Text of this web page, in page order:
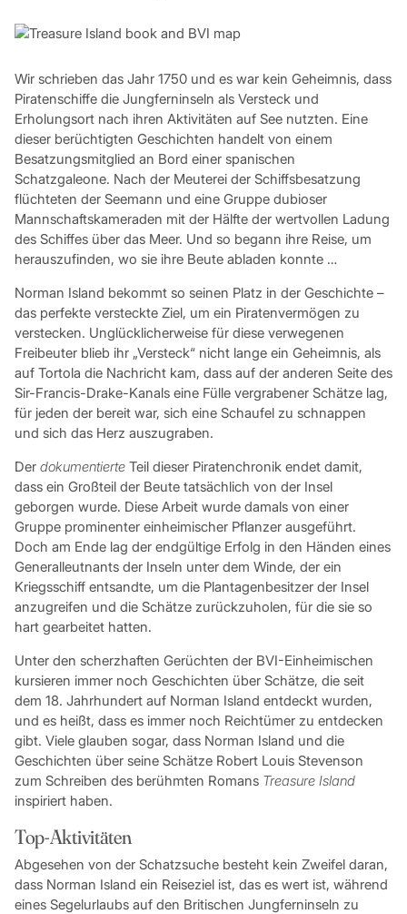
Wir schrieben das Jahr 1750 und es war kein Geheimnis, dass
Piratenschiffe die Jungferninseln als Versteck und
Erholungsort nach ihren Aktivitäten auf See nutzten. Eine
dieser berüchtigten Geschichten handelt von einem
Besatzungsmitglied an Bord einer spanischen
Schatzgaleone. Nach der Meuterei der Schiffsbesatzung
flüchteten der Seemann und eine Gruppe dubioser
Mannschaftskameraden mit der Hälfte der wertvollen Ladung
des Schiffes über das Meer. Und so begann ihre Reise, um
herauszufinden, wo sie ihre Beute abladen konnte …
Norman Island bekommt so seinen Platz in der Geschichte –
das perfekte versteckte Ziel, um ein Piratenvermögen zu
verstecken. Unglücklicherweise für diese verwegenen
Freibeuter blieb ihr „Versteck“ nicht lange ein Geheimnis, als
auf Tortola die Nachricht kam, dass auf der anderen Seite des
Sir-Francis-Drake-Kanals eine Fülle vergrabener Schätze lag,
für jeden der bereit war, sich eine Schaufel zu schnappen
und sich das Herz auszugraben.
Der dokumentierteTeil dieser Piratenchronik endet damit,
dass ein Großteil der Beute tatsächlich von der Insel
geborgen wurde. Diese Arbeit wurde damals von einer
Gruppe prominenter einheimischer Pflanzer ausgeführt.
Doch am Ende lag der endgültige Erfolg in den Händen eines
Generalleutnants der Inseln unter dem Winde, der ein
Kriegsschiff entsandte, um die Plantagenbesitzer der Insel
anzugreifen und die Schätze zurückzuholen, für die sie so
hart gearbeitet hatten.
Unter den scherzhaften Gerüchten der BVI-Einheimischen
kursieren immer noch Geschichten über Schätze, die seit
dem 18. Jahrhundert auf Norman Island entdeckt wurden,
und es heißt, dass es immer noch Reichtümer zu entdecken
gibt. Viele glauben sogar, dass Norman Island und die
Geschichten über seine Schätze Robert Louis Stevenson
zum Schreiben des berühmten Romans Treasure Island
inspiriert haben.
Top-Aktivitäten
Abgesehen von der Schatzsuche besteht kein Zweifel daran,
dass Norman Island ein Reiseziel ist, das es wert ist, während
eines Segelurlaubs auf den Britischen Jungferninseln zu